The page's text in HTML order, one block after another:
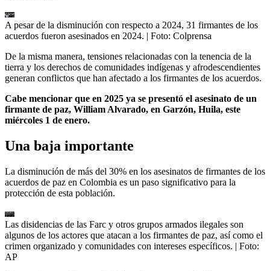
A pesar de la disminución con respecto a 2024, 31 firmantes de los
acuerdos fueron asesinados en 2024. | Foto: Colprensa
De la misma manera, tensiones relacionadas con la tenencia de la
tierra y los derechos de comunidades indígenas y afrodescendientes
generan conflictos que han afectado a los firmantes de los acuerdos.
Cabe mencionar que en 2025 ya se presentó el asesinato de un
firmante de paz, William Alvarado, en Garzón, Huila, este
miércoles 1 de enero.
Una baja importante
La disminución de más del 30% en los asesinatos de firmantes de los
acuerdos de paz en Colombia es un paso significativo para la
protección de esta población.
Las disidencias de las Farc y otros grupos armados ilegales son
algunos de los actores que atacan a los firmantes de paz, así como el
crimen organizado y comunidades con intereses específicos. | Foto:
AP